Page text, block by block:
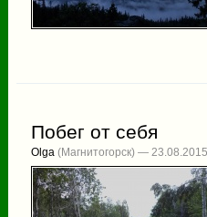
Побег от себя
Olga (Магнитогорск) — 23.08.2015